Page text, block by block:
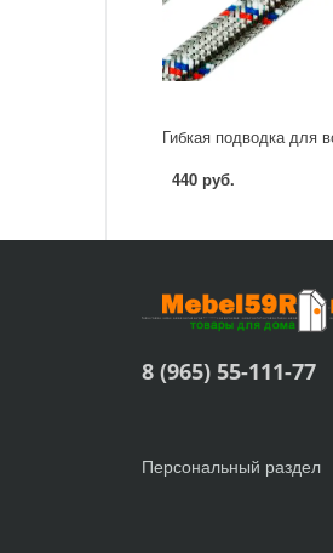
440 руб.
8 (965) 55-111-77
Персональный раздел